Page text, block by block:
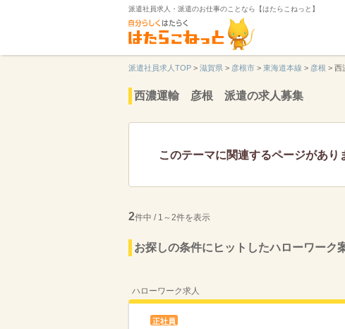
派遣社員求人・派遣のお仕事のことなら【はたらこねっと】
派遣社員求人TOP > 滋賀県 > 彦根市 > 東海道本線 > 彦根 > 西
西濃運輸 彦根 派遣の求人募集
このテーマに関連するページがあり
2件中 / 1～2件を表示
お探しの条件にヒットしたハローワーク
ハローワーク求人
正社員